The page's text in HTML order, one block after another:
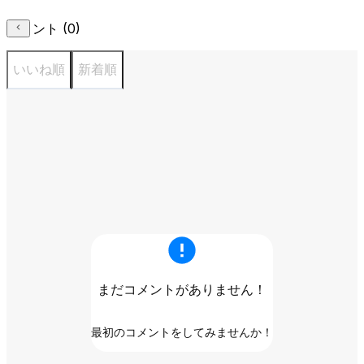
コメント (0)
いいね順 新着順
まだコメントがありません！
最初のコメントをしてみませんか！